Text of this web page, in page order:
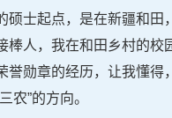
硕士起点，是在新疆和田
棒人，我在和田乡村的校
誉勋章的经历，让我懂得
农”的方向。